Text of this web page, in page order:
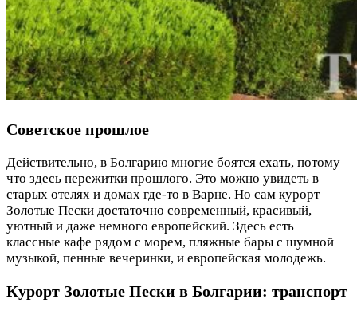
Советское прошлое
Действительно, в Болгарию многие боятся ехать, потому
что здесь пережитки прошлого. Это можно увидеть в
старых отелях и домах где-то в Варне. Но сам курорт
Золотые Пески достаточно современный, красивый,
уютный и даже немного европейский. Здесь есть
классные кафе рядом с морем, пляжные бары с шумной
музыкой, пенные вечеринки, и европейская молодежь.
Курорт Золотые Пески в Болгарии: транспорт